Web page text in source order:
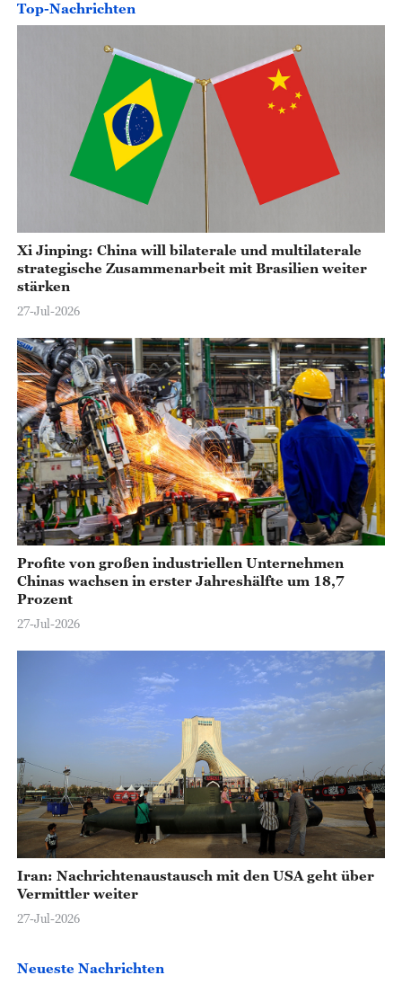
Top-Nachrichten
Xi Jinping: China will bilaterale und multilaterale
strategische Zusammenarbeit mit Brasilien weiter
stärken
27-Jul-2026
Profite von großen industriellen Unternehmen
Chinas wachsen in erster Jahreshälfte um 18,7
Prozent
27-Jul-2026
Iran: Nachrichtenaustausch mit den USA geht über
Vermittler weiter
27-Jul-2026
Neueste Nachrichten